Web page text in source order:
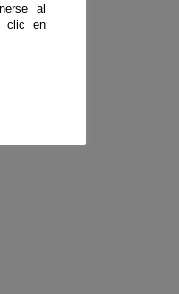
al
clic en